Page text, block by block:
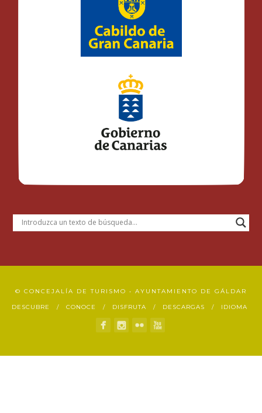
© CONCEJALÍA DE TURISMO • AYUNTAMIENTO DE GÁLDAR
DESCUBRE CONOCE DISFRUTA DESCARGAS IDIOMA